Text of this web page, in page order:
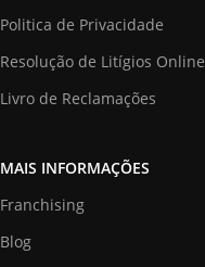
Politica de Privacidade
Resolução de Litígios Online
Livro de Reclamações
MAIS INFORMAÇÕES
Franchising
Blog